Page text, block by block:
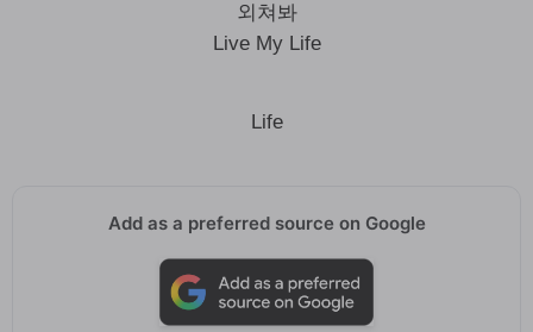
외쳐봐
Live My Life
Life
Add as a preferred source on Google